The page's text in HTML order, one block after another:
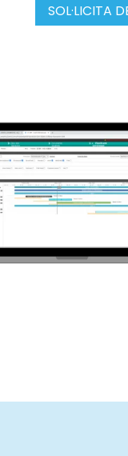
SOL·LICITA